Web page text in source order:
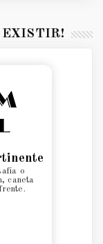
EXISTIR!
o
caneta